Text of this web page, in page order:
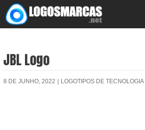
Skip
to
JBL Logo
8 DE JUNHO, 2022 LOGOTIPOS DE TECNOLOGIA